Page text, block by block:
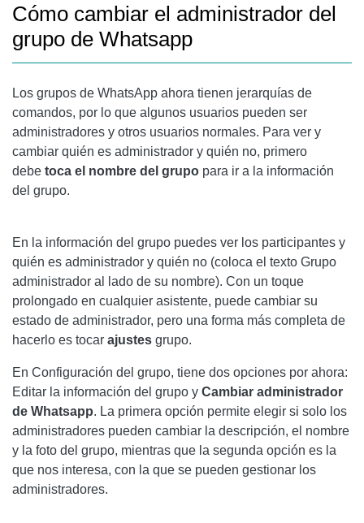
Cómo cambiar el administrador del
grupo de Whatsapp
Los grupos de WhatsApp ahora tienen jerarquías de
comandos, por lo que algunos usuarios pueden ser
administradores y otros usuarios normales. Para ver y
cambiar quién es administrador y quién no, primero
debe toca el nombre del grupo para ir a la información
del grupo.
En la información del grupo puedes ver los participantes y
quién es administrador y quién no (coloca el texto Grupo
administrador al lado de su nombre). Con un toque
prolongado en cualquier asistente, puede cambiar su
estado de administrador, pero una forma más completa de
hacerlo es tocar ajustes grupo.
En Configuración del grupo, tiene dos opciones por ahora:
Editar la información del grupo y Cambiar administrador
de Whatsapp. La primera opción permite elegir si solo los
administradores pueden cambiar la descripción, el nombre
y la foto del grupo, mientras que la segunda opción es la
que nos interesa, con la que se pueden gestionar los
administradores.